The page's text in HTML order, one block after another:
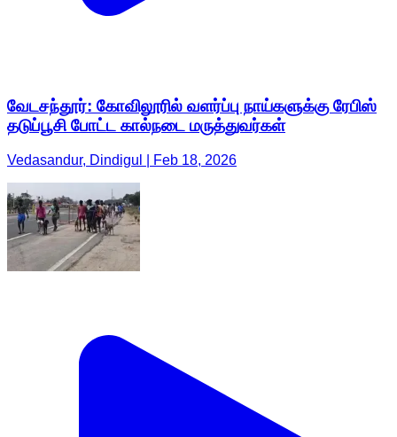
வேடசந்தூர்: கோவிலூரில் வளர்ப்பு நாய்களுக்கு ரேபிஸ்
தடுப்பூசி போட்ட கால்நடை மருத்துவர்கள்
Vedasandur, Dindigul | Feb 18, 2026